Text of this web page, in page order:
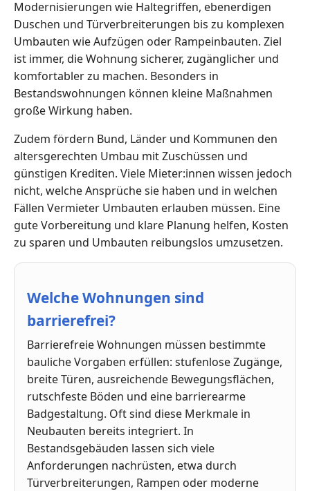
Modernisierungen wie Haltegriffen, ebenerdigen
Duschen und Türverbreiterungen bis zu komplexen
Umbauten wie Aufzügen oder Rampeinbauten. Ziel
ist immer, die Wohnung sicherer, zugänglicher und
komfortabler zu machen. Besonders in
Bestandswohnungen können kleine Maßnahmen
große Wirkung haben.
Zudem fördern Bund, Länder und Kommunen den
altersgerechten Umbau mit Zuschüssen und
günstigen Krediten. Viele Mieter:innen wissen jedoch
nicht, welche Ansprüche sie haben und in welchen
Fällen Vermieter Umbauten erlauben müssen. Eine
gute Vorbereitung und klare Planung helfen, Kosten
zu sparen und Umbauten reibungslos umzusetzen.
Welche Wohnungen sind
barrierefrei?
Barrierefreie Wohnungen müssen bestimmte
bauliche Vorgaben erfüllen: stufenlose Zugänge,
breite Türen, ausreichende Bewegungsflächen,
rutschfeste Böden und eine barrierearme
Badgestaltung. Oft sind diese Merkmale in
Neubauten bereits integriert. In
Bestandsgebäuden lassen sich viele
Anforderungen nachrüsten, etwa durch
Türverbreiterungen, Rampen oder moderne